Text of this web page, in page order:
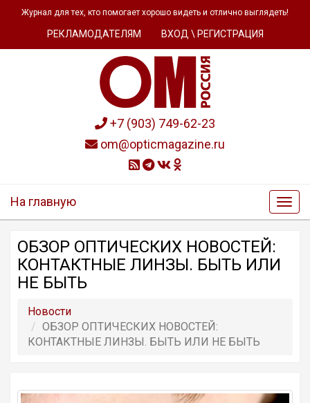
Журнал для тех, кто помогает хорошо видеть и отлично выглядеть!
РЕКЛАМОДАТЕЛЯМ ВХОД \ РЕГИСТРАЦИЯ
+7 (903) 749-62-23
om@opticmagazine.ru
На главную
ОБЗОР ОПТИЧЕСКИХ НОВОСТЕЙ:
КОНТАКТНЫЕ ЛИНЗЫ. БЫТЬ ИЛИ
НЕ БЫТЬ
Новости
ОБЗОР ОПТИЧЕСКИХ НОВОСТЕЙ:
КОНТАКТНЫЕ ЛИНЗЫ. БЫТЬ ИЛИ НЕ БЫТЬ